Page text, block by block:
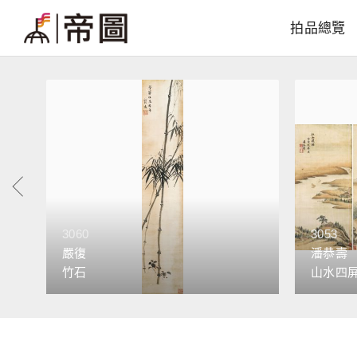
拍品總覽
3060
嚴復
竹石
3053
潘恭壽
山水四